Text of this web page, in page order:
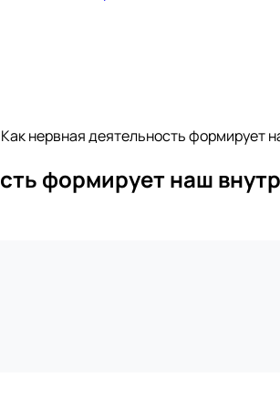
нервная деятельность формирует
формирует наш